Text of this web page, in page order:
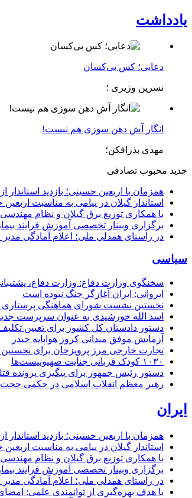
یادداشت
دعایی؛ کس بی‌کسان
نسرین وزیری ؛
انگار آش دهن سوزی هم نیست!
مهدی بذرافکن؛
جدید محبوب تصادفی
همزمان با اربعین حسینی؛ بازدید استاندار
استاندار گیلان در پیامی به مناسبت
با همکاری توزیع برق گیلان و نظام
برگزاری وبینار تخصصی آموزش فرایند
در راستای همدلی ملی؛ اعلام آمادگی
سیاسی
سخنگوی وزارت دفاع: وزارت دفاع،
ایروانی: ایران آغازگر جنگ نبوده است
نخستین نشست شورای هماهنگی پرستاری
اسد الله خورشیدی به عنوان سرپرست
دستور دادستان کل کشور برای تعیین تکلیف
آزمایش موفق میدانی کروز هواپایه حیدر
تجارت خارجی مرز پرویزخان برای نخستین
۱۰۳۰ کودک قربانی جنایت صهیونیست‌ها
دستور رئیس جمهور برای پیگیری
رهبر معظم انقلاب اسلامی در حکمی
ایران
همزمان با اربعین حسینی؛ بازدید استاندار
استاندار گیلان در پیامی به مناسبت
با همکاری توزیع برق گیلان و نظام
برگزاری وبینار تخصصی آموزش فرایند
در راستای همدلی ملی؛ اعلام آمادگی
با هدف بهره‌گیری از توانمندی علمی: